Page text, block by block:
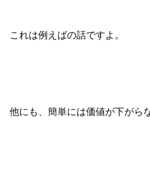
これは例えばの話ですよ。
他にも、簡単には価値が下がら